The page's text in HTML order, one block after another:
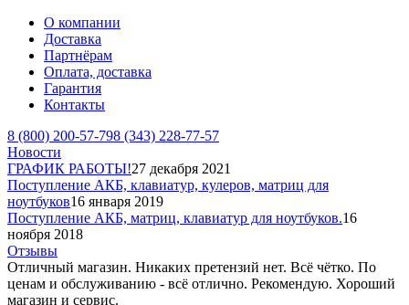
О компании
Доставка
Партнёрам
Оплата, доставка
Гарантия
Контакты
8 (800) 200-57-798 (343) 228-77-57
Новости
ГРАФИК РАБОТЫ!27 декабря 2021
Поступление АКБ, клавиатур, кулеров, матриц для
ноутбуков16 января 2019
Поступление АКБ, матриц, клавиатур для ноутбуков.16
ноября 2018
Отзывы
Отличный магазин. Никаких претензий нет. Всё чётко. По
ценам и обслуживанию - всё отлично. Рекомендую. Хороший
магазин и сервис.